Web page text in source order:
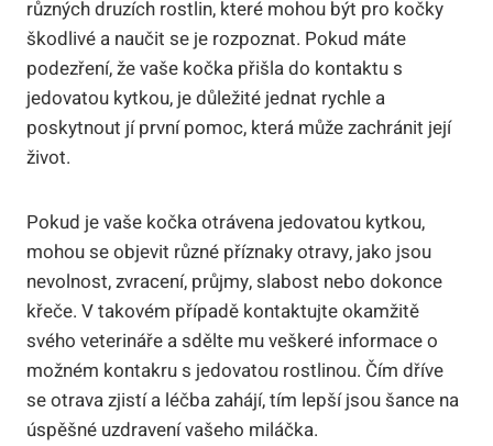
různých druzích rostlin, které mohou být pro kočky
škodlivé a naučit se je rozpoznat. Pokud máte
podezření, že vaše kočka přišla do kontaktu s
jedovatou kytkou, je důležité jednat rychle a
poskytnout jí první pomoc, která může zachránit její
život.
Pokud je vaše kočka otrávena jedovatou kytkou,
mohou se objevit různé příznaky otravy, jako jsou
nevolnost, zvracení, průjmy, slabost nebo dokonce
křeče. V takovém případě kontaktujte okamžitě
svého veterináře a sdělte mu veškeré informace o
možném kontakru s jedovatou rostlinou. Čím dříve
se otrava zjistí a léčba zahájí, tím lepší jsou šance na
úspěšné uzdravení vašeho miláčka.